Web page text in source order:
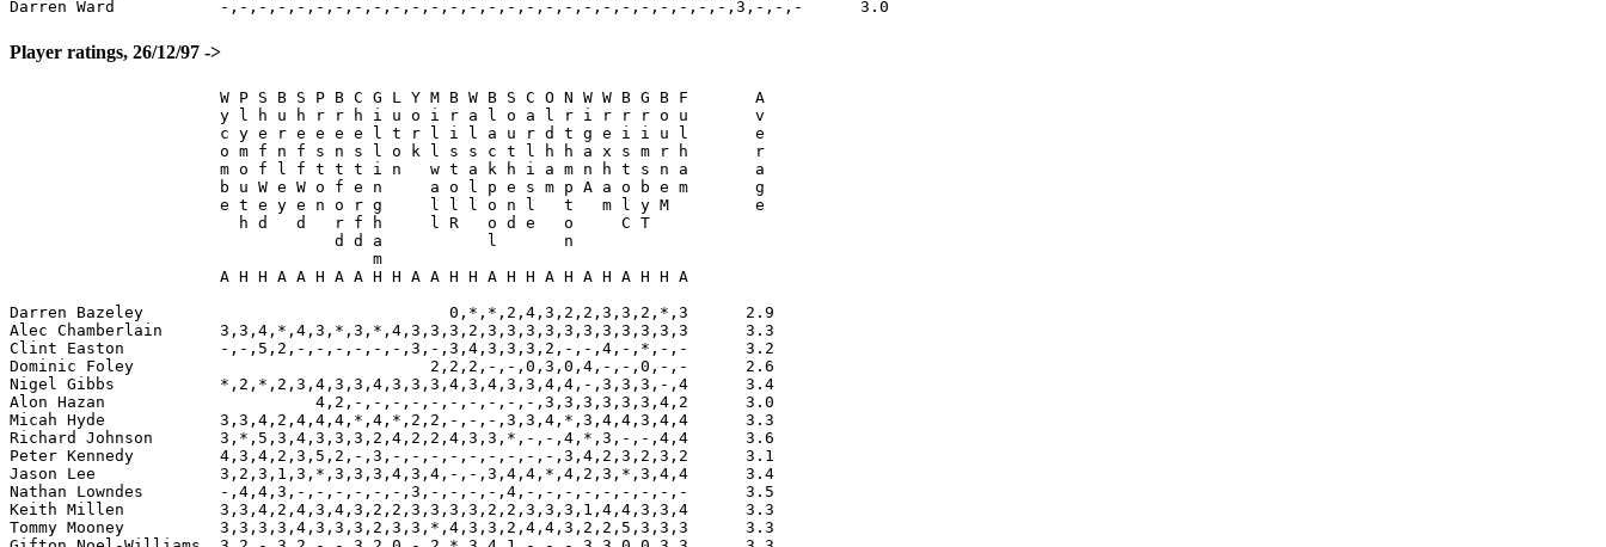
Player ratings, 26/12/97 ->
                      W P S B S P B C G L Y M B W B S C O N W W B G B F       A
                      y l h u h r r h i u o i r a l o a l r i r r r o u       v
                      c y e r e e e e l t r l i l a u r d t g e i i u l       e
                      o m f n f s n s l o k l s s c t l h h a x s m r h       r
                      m o f l f t t t i n   w t a k h i a m n h t s n a       a
                      b u W e W o f e n     a o l p e s m p A a o b e m       g
                      e t e y e n o r g     l l l o n l   t   m l y M         e
                        h d   d   r f h     l R   o d e   o     C T
                                  d d a           l       n
                                      m
                      A H H A A H A A H H A A H H A H H A H A H A H H A
Darren Bazeley                                0,*,*,2,4,3,2,2,3,3,2,*,3      2.9
Alec Chamberlain      3,3,4,*,4,3,*,3,*,4,3,3,3,2,3,3,3,3,3,3,3,3,3,3,3      3.3
Clint Easton          -,-,5,2,-,-,-,-,-,-,3,-,3,4,3,3,3,2,-,-,4,-,*,-,-      3.2
Dominic Foley                               2,2,2,-,-,0,3,0,4,-,-,0,-,-      2.6
Nigel Gibbs           *,2,*,2,3,4,3,3,4,3,3,3,4,3,4,3,3,4,4,-,3,3,3,-,4      3.4
Alon Hazan                      4,2,-,-,-,-,-,-,-,-,-,-,3,3,3,3,3,3,4,2      3.0
Micah Hyde            3,3,4,2,4,4,4,*,4,*,2,2,-,-,-,3,3,4,*,3,4,4,3,4,4      3.3
Richard Johnson       3,*,5,3,4,3,3,3,2,4,2,2,4,3,3,*,-,-,4,*,3,-,-,4,4      3.6
Peter Kennedy         4,3,4,2,3,5,2,-,3,-,-,-,-,-,-,-,-,-,3,4,2,3,2,3,2      3.1
Jason Lee             3,2,3,1,3,*,3,3,3,4,3,4,-,-,3,4,4,*,4,2,3,*,3,4,4      3.4
Nathan Lowndes        -,4,4,3,-,-,-,-,-,-,3,-,-,-,-,4,-,-,-,-,-,-,-,-,-      3.5
Keith Millen          3,3,4,2,4,3,4,3,2,2,3,3,3,3,2,2,3,3,3,1,4,4,3,3,4      3.3
Tommy Mooney          3,3,3,3,4,3,3,3,2,3,3,*,4,3,3,2,4,4,3,2,2,5,3,3,3      3.3